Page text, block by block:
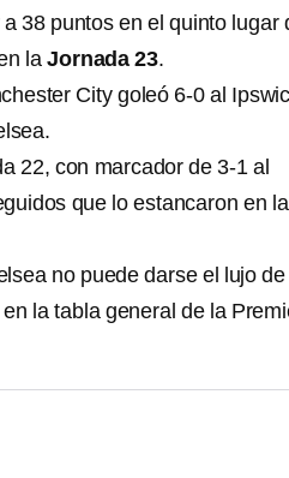
38 puntos en el quinto lugar
laJornada 23.
City goleó 6-0 al
22, con marcador de 3-1 al
que lo estancaron en la
no puede darse el lujo de
la tabla general de la